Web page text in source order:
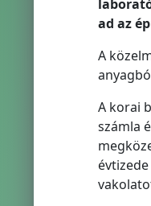
ad az
A
A korai
számla